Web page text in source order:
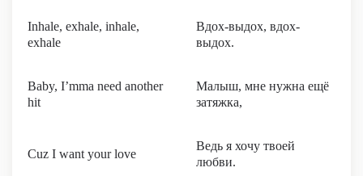
Inhale, exhale, inhale,
exhale
Вдох-выдох, вдох-
выдох.
Baby, I’mma need another
hit
Малыш, мне нужна ещё
затяжка,
Cuz I want your love
Ведь я хочу твоей
любви.